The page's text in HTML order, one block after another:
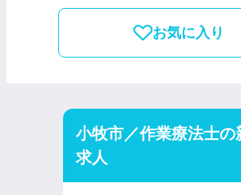
お気に入り
小牧市／作業療法士の
求人